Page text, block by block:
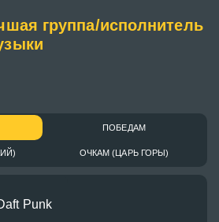
группа/исполнитель
ПОБЕДАМ
ОЧКАМ (ЦАРЬ ГОРЫ)
Punk